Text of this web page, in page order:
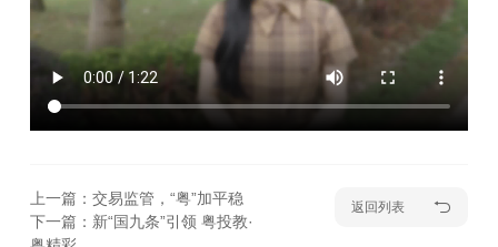
上一篇：交易监管，“粤”加平稳
下一篇：新“国九条”引领 粤投教·
返回列表